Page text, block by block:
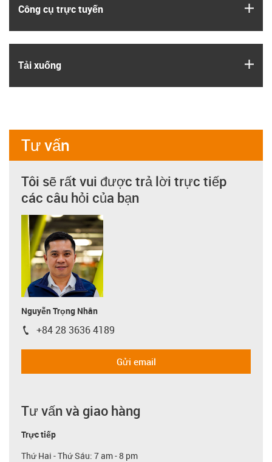
Công cụ trực tuyến
Tải xuống
Tư vấn
Tôi sẽ rất vui được trả lời trực tiếp
các câu hỏi của bạn
Nguyễn Trọng Nhân
igus-icon-phone
+84 28 3636 4189
Gửi email
Tư vấn và giao hàng
Trực tiếp
Thứ Hai - Thứ Sáu: 7 am - 8 pm